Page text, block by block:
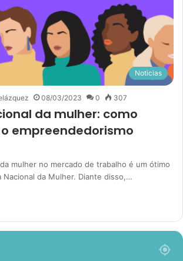
Noticias
08/03/2023 0 307
da mulher: como
empreendedorismo
mulher no mercado de trabalho é um ótimo
Nacional da Mulher. Diante disso,…